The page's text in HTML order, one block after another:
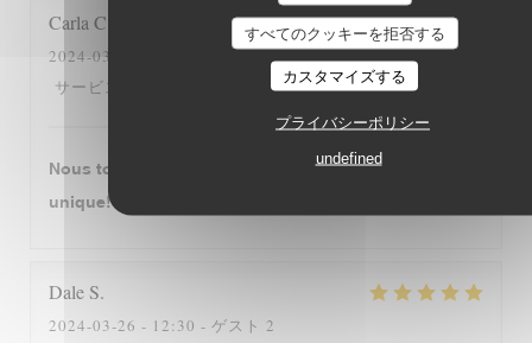
すべてのクッキーを拒否する
カスタマイズする
プライバシーポリシー
undefined
CarlaC
2024-03-28
- 19:00 - ゲスト 4
サービス
メニュー: 5/5 品質-価格
Nous tombons amourex de cette restaurant. C‘est
unique!
Dale S
2024-03-26 - 12:30 - ゲスト 2